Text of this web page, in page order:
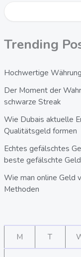
Trending
Hochwertige
Der Moment der
schwarze Streak
Wie Dubais aktuelle
Qualitätsgeld formen
Echtes gefälschtes
beste gefälschte Geld
Wie man online Geld
Methoden
M T